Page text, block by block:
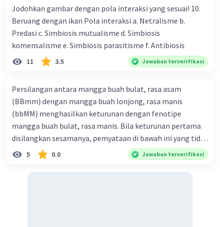
8. Lubang anus, berfungsi sebagai saluran
keluarnya feses.
9. Vas deferens, berfungsi sebagai saluran
sperma menuju ke uretra.
10. Epididimis, berfungsi sebagai tempat
pematangan sperma.
pembentukan sperma.
12. Skrotum, berfungsi sebagai pelindung testis
dan menjaga suhu testis agar sesuai untuk
memfasilitasi pembentukan sperma.
13.Foreskin(kulit yang menyelimuti penis),
berfungsi sebagai pelindung penis.
14. Kepala penis, berfungsi sebagai pendukung
Jodohkan gambar dengan pola interaksi yang sesuai! 10.
Beruang dengan ikan Pola interaksi a. Netralisme b.
Predasi c. Simbiosis mutualisme d. Simbiosis
komensalisme e. Simbiosis parasitisme f. Antibiosis
11 3.5 Jawaban terverifikasi
Persilangan antara mangga buah bulat, rasa asam
(BBmm) dengan mangga buah lonjong, rasa manis
(bbMM) menghasilkan keturunan dengan fenotipe
mangga buah bulat, rasa manis. Bila keturunan pertama
disilangkan sesamanya, pemyataan di bawah ini yang tidak
benar mengenai keturunan yang dihasilkan dari
5 0.0 Jawaban terverifikasi